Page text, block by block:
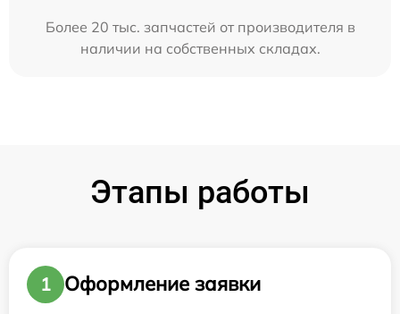
Более 20 тыс. запчастей от производителя в
наличии на собственных складах.
Этапы работы
1
Оформление заявки